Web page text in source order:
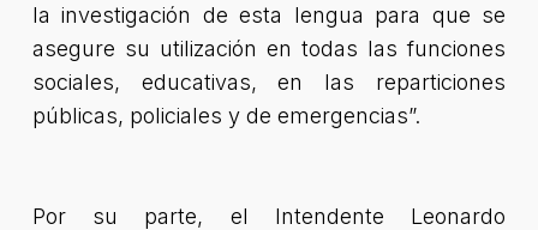
la investigación de esta lengua para que se
asegure su utilización en todas las funciones
sociales, educativas, en las reparticiones
públicas, policiales y de emergencias”.
Por su parte, el Intendente Leonardo